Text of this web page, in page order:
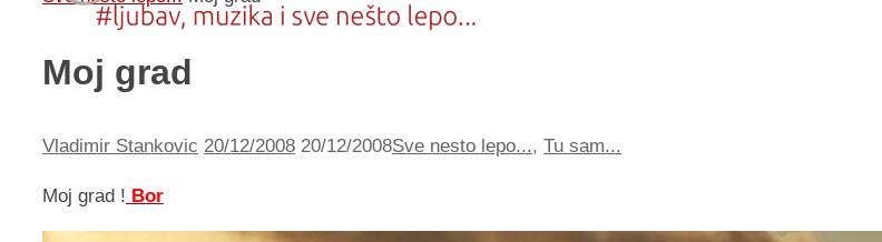
Moj grad
Vladimir Stankovic 20/12/2008 20/12/2008Sve nesto lepo..., Tu sam...
Moj grad ! Bor